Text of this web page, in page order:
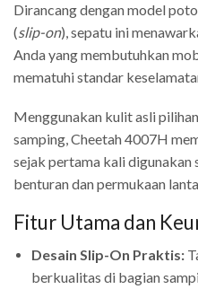
Dirancang dengan model
(slip-on), sepatu ini
Anda yang membutuhkan
mematuhi standar
Menggunakan kulit asli
samping, Cheetah 4007H
sejak pertama kali
benturan dan permukaan
Fitur Utama dan
Desain Slip-On Praktis:
berkualitas di bagian